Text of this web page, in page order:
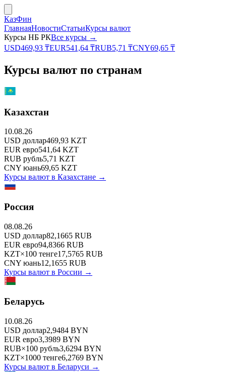
КазФин
ГлавнаяНовостиСтатьиКурсы валют
Курсы НБ РКВсе курсы →
USD469,93 ₸EUR541,64 ₸RUB5,71 ₸CNY69,65 ₸
Курсы валют по странам
Казахстан
10.08.26
USD доллар469,93 KZT
EUR евро541,64 KZT
RUB рубль5,71 KZT
CNY юань69,65 KZT
Курсы валют в Казахстане →
Россия
08.08.26
USD доллар82,1665 RUB
EUR евро94,8366 RUB
KZT×100 тенге17,5765 RUB
CNY юань12,1655 RUB
Курсы валют в России →
Беларусь
10.08.26
USD доллар2,9484 BYN
EUR евро3,3989 BYN
RUB×100 рубль3,6294 BYN
KZT×1000 тенге6,2769 BYN
Курсы валют в Беларуси →